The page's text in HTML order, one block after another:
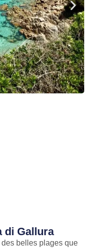
di Gallura
belles plages que